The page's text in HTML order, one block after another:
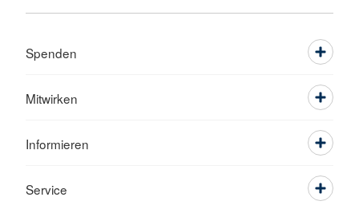
Spenden
Mitwirken
Informieren
Service